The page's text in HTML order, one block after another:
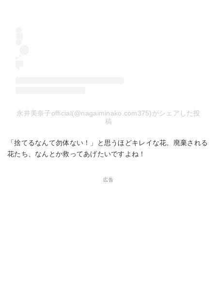
永井美奈子official(@nagaiminako.com375)がシェアした投
稿
「捨てるなんて勿体ない！」と思うほどキレイな花。廃棄される
花たち、なんとか救ってあげたいですよね！
広告